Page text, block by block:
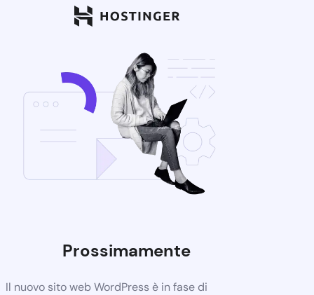
Prossimamente
Il nuovo sito web WordPress è in fase di